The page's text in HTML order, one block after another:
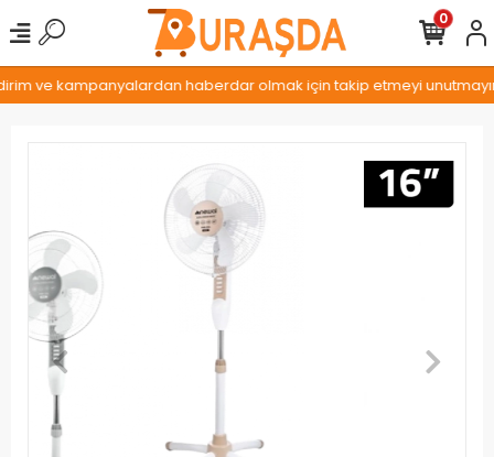
ve kampanyalardan haberdar olmak için takip etmeyi
0